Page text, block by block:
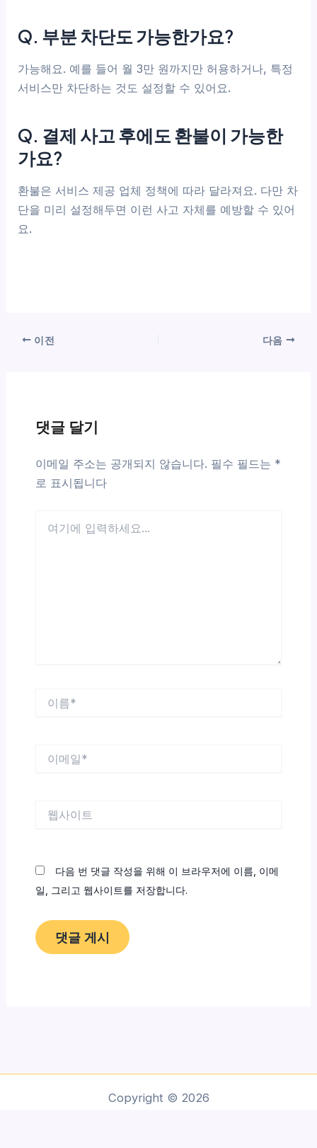
Q. 부분 차단도 가능한가요?
가능해요. 예를 들어 월 3만 원까지만 허용하거나, 특정
서비스만 차단하는 것도 설정할 수 있어요.
Q. 결제 사고 후에도 환불이 가능한
가요?
환불은 서비스 제공 업체 정책에 따라 달라져요. 다만 차
단을 미리 설정해두면 이런 사고 자체를 예방할 수 있어
요.
이전 다음
댓글 달기
이메일 주소는 공개되지 않습니다. 필수 필드는 *
로 표시됩니다
다음 번 댓글 작성을 위해 이 브라우저에 이름, 이메
일, 그리고 웹사이트를 저장합니다.
Copyright © 2026